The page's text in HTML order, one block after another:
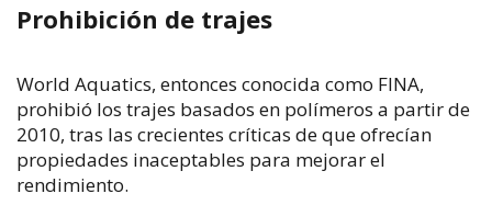
Prohibición de trajes
World Aquatics, entonces conocida como FINA,
prohibió los trajes basados en polímeros a partir de
2010, tras las crecientes críticas de que ofrecían
propiedades inaceptables para mejorar el
rendimiento.